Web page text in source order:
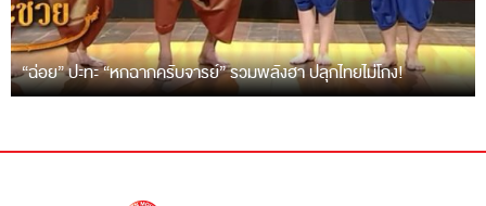
“ฉ่อย” ปะทะ “หกฉากครับจารย์” รวมพลังฮา ปลุกไทยไม่โกง!